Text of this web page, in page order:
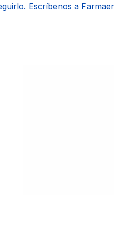
Escríbenos a